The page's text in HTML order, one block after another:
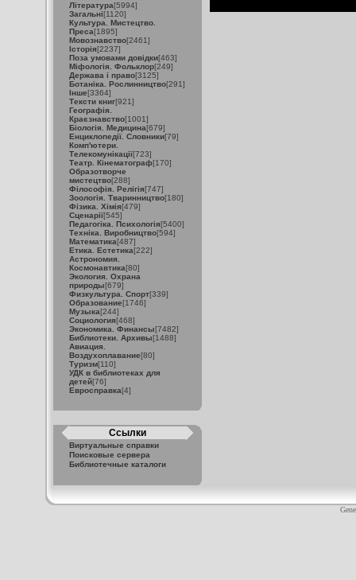
Література[5994]
Загальні[1120]
Культура. Мистецтво.
Преса[1895]
Мовознавство[2461]
Історія[2237]
Поза умовами довідки[463]
Міфологія. Фольклор[249]
Держава і право[3125]
Ботаніка. Рослинництво[291]
Інше[3364]
Тексти книг[921]
Географія.
Краєзнавство[1001]
Біологія. Медицина[679]
Енциклопедії. Словники[79]
Комп'ютери.
Телекомунікації[723]
Театр. Кінематограф[170]
Образотворче
мистецтво[288]
Філософія. Релігія[747]
Зоологія. Тваринництво[180]
Фізика. Хімія[479]
Сценарії[545]
Педагогіка. Психологія[5400]
Техніка. Виробництво[594]
Математика[487]
Етика. Естетика[222]
Астрономия.
Космонавтика[80]
Экология. Охрана
природы[679]
Физкультура. Спорт[339]
Образование[1746]
Музыка[244]
Социология[468]
Экономика. Финансы[7482]
Библиотеки. Архивы[1488]
Авиация.
Воздухоплавание[80]
Туризм[110]
УДК в библиотеках для
детей[76]
Евросправка[4]
Ссылки
Виртуальные справки
Поисковые сервера
Библиотечные каталоги